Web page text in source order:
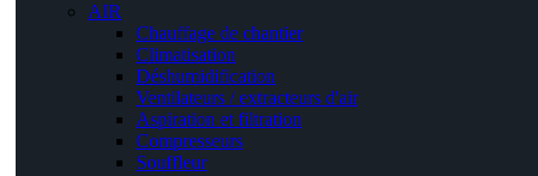
AIR
Chauffage de chantier
Climatisation
Déshumidification
Ventilateurs / extracteurs d'air
Aspiration et filtration
Compresseurs
Souffleur